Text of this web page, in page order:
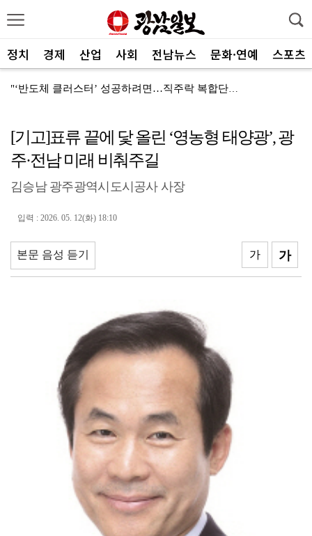
정치 경제 산업 사회 전남뉴스 문화·연예 스포츠
"‘반도체 클러스터’ 성공하려면…직주락 복합단지 구축"
반도체 산단 속도…광주 민간공항 무안이전도 빨라질 듯
"광주 5개 자치구 기능·권한 확대해야 불균형 해소"
폭염에 멈춘 무안공항 참사 재수색 10일 재개
민주 당권 주자들, 텃밭 호남 민심잡기 '사활'
[사설]가뭄 피해 현실화…철저한 대책마련 중요
[사설]강진 병영면 ‘도시재생 성공모델’된 이유
[강소기업을 키우자] 궁전제과
[기고]표류 끝에 닻 올린 ‘영농형 태양광’, 광
주·전남 미래 비춰주길
김승남 광주광역시도시공사 사장
입력 : 2026. 05. 12(화) 18:10
본문 음성 듣기 가
가